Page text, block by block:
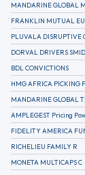
BDL CONVICTIONS
HMG AFRICA PICKING
RICHELIEU FAMILY R
MONETA MULTICAPS C